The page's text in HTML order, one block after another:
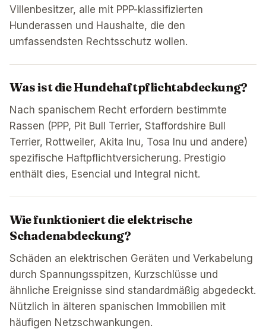
Villenbesitzer, alle mit PPP-klassifizierten
Hunderassen und Haushalte, die den
umfassendsten Rechtsschutz wollen.
Was ist die Hundehaftpflichtabdeckung?
Nach spanischem Recht erfordern bestimmte
Rassen (PPP, Pit Bull Terrier, Staffordshire Bull
Terrier, Rottweiler, Akita Inu, Tosa Inu und andere)
spezifische Haftpflichtversicherung. Prestigio
enthält dies, Esencial und Integral nicht.
Wie funktioniert die elektrische
Schadenabdeckung?
Schäden an elektrischen Geräten und Verkabelung
durch Spannungsspitzen, Kurzschlüsse und
ähnliche Ereignisse sind standardmäßig abgedeckt.
Nützlich in älteren spanischen Immobilien mit
häufigen Netzschwankungen.